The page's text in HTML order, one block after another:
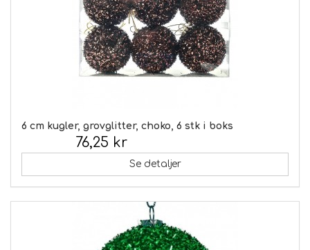
6 cm kugler, grovglitter, choko, 6 stk i boks
76,25 kr
Se detaljer